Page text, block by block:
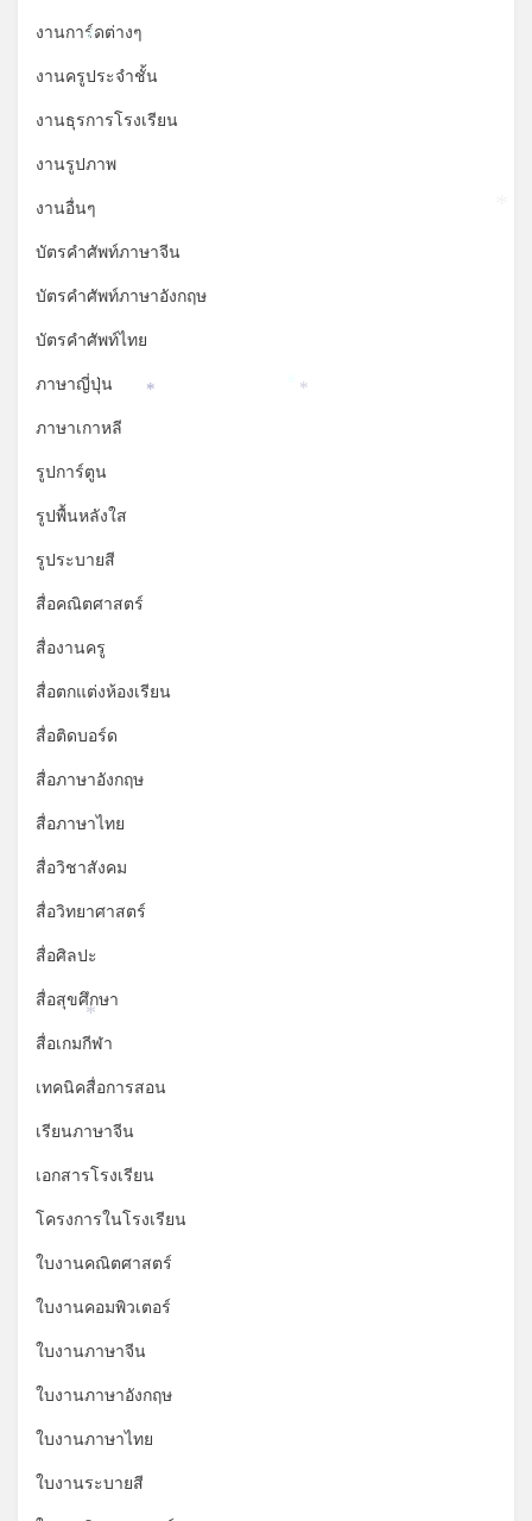
งานการ์ดต่างๆ
งานครูประจำชั้น
งานธุรการโรงเรียน
งานรูปภาพ
งานอื่นๆ
บัตรคำศัพท์ภาษาจีน
บัตรคำศัพท์ภาษาอังกฤษ
บัตรคำศัพท์ไทย
ภาษาญี่ปุ่น
ภาษาเกาหลี
รูปการ์ตูน
รูปพื้นหลังใส
รูประบายสี
สื่อคณิตศาสตร์
สื่องานครู
สื่อตกแต่งห้องเรียน
สื่อติดบอร์ด
สื่อภาษาอังกฤษ
สื่อภาษาไทย
สื่อวิชาสังคม
สื่อวิทยาศาสตร์
สื่อศิลปะ
สื่อสุขศึกษา
สื่อเกมกีฬา
เทคนิคสื่อการสอน
เรียนภาษาจีน
เอกสารโรงเรียน
โครงการในโรงเรียน
ใบงานคณิตศาสตร์
ใบงานคอมพิวเตอร์
ใบงานภาษาจีน
ใบงานภาษาอังกฤษ
ใบงานภาษาไทย
ใบงานระบายสี
*
*